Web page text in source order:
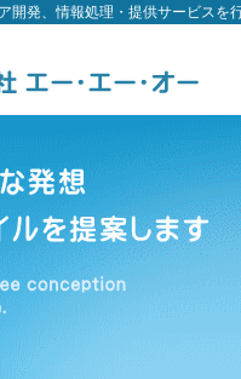
発、情報処理・提供サービスを